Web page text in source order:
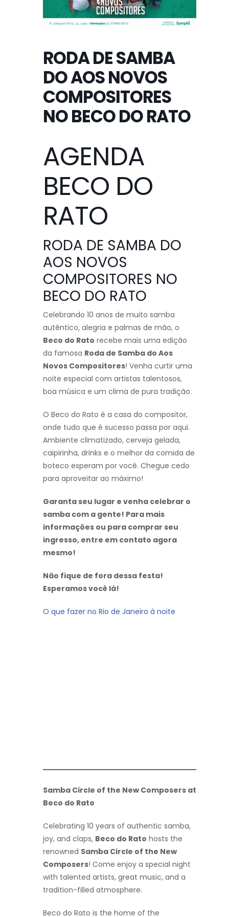
RODA DE SAMBA
DO AOS NOVOS
COMPOSITORES
NO BECO DO RATO
AGENDA
BECO DO
RATO
RODA DE SAMBA DO
AOS NOVOS
COMPOSITORES NO
BECO DO RATO
Celebrando 10 anos de muito samba
autêntico, alegria e palmas de mão, o
Beco do Rato recebe mais uma edição
da famosa Roda de Samba do Aos
Novos Compositores! Venha curtir uma
noite especial com artistas talentosos,
boa música e um clima de pura tradição.
O Beco do Rato é a casa do compositor,
onde tudo que é sucesso passa por aqui.
Ambiente climatizado, cerveja gelada,
caipirinha, drinks e o melhor da comida de
boteco esperam por você. Chegue cedo
para aproveitar ao máximo!
Garanta seu lugar e venha celebrar o
samba com a gente! Para mais
informações ou para comprar seu
ingresso, entre em contato agora
mesmo!
Não fique de fora dessa festa!
Esperamos você lá!
O que fazer no Rio de Janeiro à noite
Samba Circle of the New Composers at
Beco do Rato
Celebrating 10 years of authentic samba,
joy, and claps, Beco do Rato hosts the
renowned Samba Circle of the New
Composers! Come enjoy a special night
with talented artists, great music, and a
tradition-filled atmosphere.
Beco do Rato is the home of the